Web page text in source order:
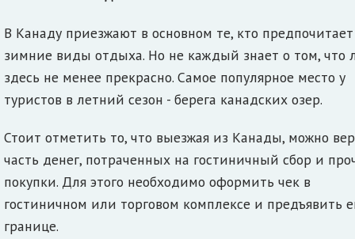
В Канаду приезжают в основном те, кто предпочитает
зимние виды отдыха. Но не каждый знает о том, что
здесь не менее прекрасно. Самое популярное место у
туристов в летний сезон - берега канадских озер.
Стоит отметить то, что выезжая из Канады, можно
часть денег, потраченных на гостиничный сбор и
покупки. Для этого необходимо оформить чек в
гостиничном или торговом комплексе и предъявить
границе.